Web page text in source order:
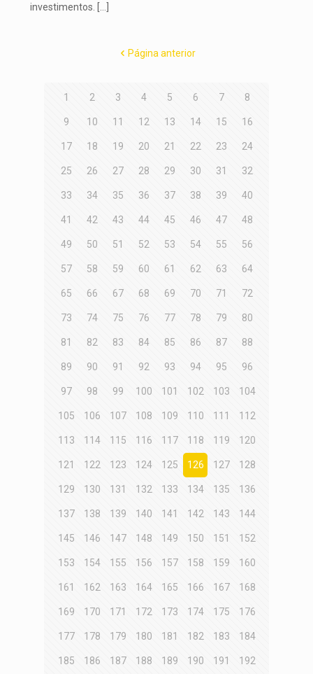
investimentos. […]
Página anterior
1 2 3 4 5 6 7 8
9 10 11 12 13 14 15 16
17 18 19 20 21 22 23 24
25 26 27 28 29 30 31 32
33 34 35 36 37 38 39 40
41 42 43 44 45 46 47 48
49 50 51 52 53 54 55 56
57 58 59 60 61 62 63 64
65 66 67 68 69 70 71 72
73 74 75 76 77 78 79 80
81 82 83 84 85 86 87 88
89 90 91 92 93 94 95 96
97 98 99 100 101 102 103 104
105 106 107 108 109 110 111 112
113 114 115 116 117 118 119 120
121 122 123 124 125 126 127 128
129 130 131 132 133 134 135 136
137 138 139 140 141 142 143 144
145 146 147 148 149 150 151 152
153 154 155 156 157 158 159 160
161 162 163 164 165 166 167 168
169 170 171 172 173 174 175 176
177 178 179 180 181 182 183 184
185 186 187 188 189 190 191 192